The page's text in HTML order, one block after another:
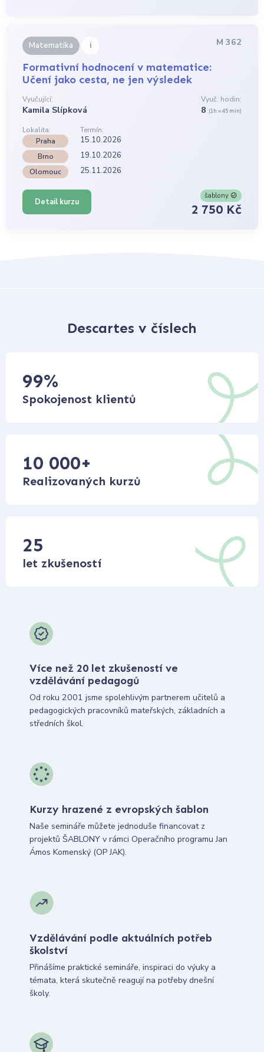
Matematika i M 362
Formativní hodnocení v matematice:
Učení jako cesta, ne jen výsledek
Vyučující:
Kamila Slípková
Vyuč. hodin:
8 (1h = 45 min)
Lokalita:
Termín:
Praha
15.10.2026
Brno 19.10.2026
Olomouc 25.11.2026
Detail kurzu
šablony
2 750 Kč
Descartes v číslech
99%
Spokojenost klientů
10 000+
Realizovaných kurzů
25
let zkušeností
Více než 20 let zkušeností ve
vzdělávání pedagogů
Od roku 2001 jsme spolehlivým partnerem učitelů a
pedagogických pracovníků mateřských, základních a
středních škol.
Kurzy hrazené z evropských šablon
Naše semináře můžete jednoduše financovat z
projektů ŠABLONY v rámci Operačního programu Jan
Ámos Komenský (OP JAK).
Vzdělávání podle aktuálních potřeb
školství
Přinášíme praktické semináře, inspiraci do výuky a
témata, která skutečně reagují na potřeby dnešní
školy.